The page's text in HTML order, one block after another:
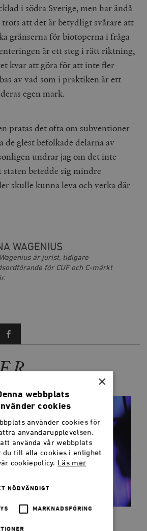
i södra Sverige, men har ändå
att det är betydligt svårare att
gränserna för biotoperna i fråga
är ett steg i rätt riktning,
kvar att göra för att inte fler
av vad som i praktiken är ett
egen mark.
pratas det ofta om subventioner
de glest befolkade delarna av
undrar jag om det inte
betedde sig mindre
skulle kunna leva och verka där
WAGENIUS
är jurist, tidigare
för CUF och C-märkt
×
webbplats
cookies
använder cookies för
användarupplevelsen.
att använda vår webbplats
du till alla cookies i enlighet
cookiepolicy. Läs mer
NÖDVÄNDIGT
MARKNADSFÖRING